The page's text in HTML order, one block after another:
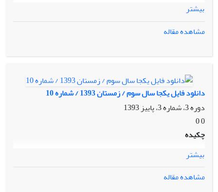
بیشتر
مشاهده مقاله
دانلود فایل یکجا سال سوم / زمستان 1393 / شماره 10
دوره 3، شماره 3، پاییز 1393
0 0
چکیده
بیشتر
مشاهده مقاله